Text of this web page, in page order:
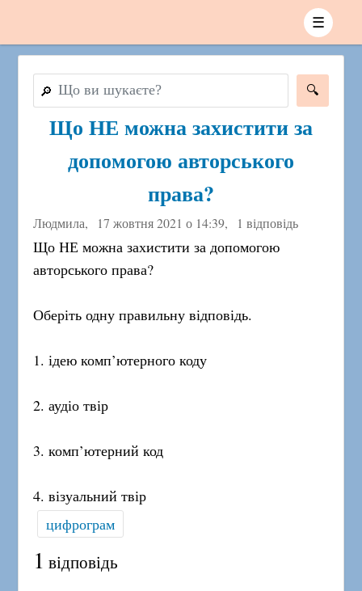
☰
🔎
Що НЕ можна захистити за
допомогою авторського
права?
Людмила, 17 жовтня 2021 о 14:39, 1 відповідь
Що НЕ можна захистити за допомогою
авторського права?
Оберіть одну правильну відповідь.
1. ідею комп’ютерного коду
2. аудіо твір
3. комп’ютерний код
4. візуальний твір
цифрограм
1 відповідь